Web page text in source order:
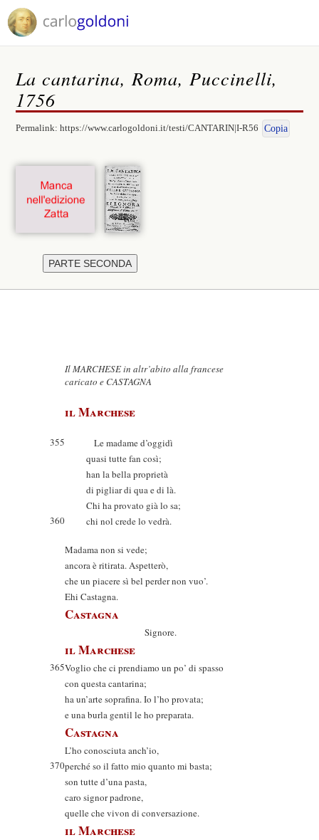
La cantarina, Roma, Puccinelli,
1756
Permalink:https://www.carlogoldoni.it/testi/CANTARIN|I-R56 Copia
Il MARCHESE in altr’abito alla francese
caricato e CASTAGNA
il Marchese
355
Le madame d’oggidì
quasi tutte fan così;
han la bella proprietà
di pigliar di qua e di là.
Chi ha provato già lo sa;
360
chi nol crede lo vedrà.
Madama non si vede;
ancora è ritirata. Aspetterò,
che un piacere sì bel perder non vuo’.
Ehi Castagna.
Castagna
Signore.
il Marchese
365Voglio che ci prendiamo un po’ di spasso
con questa cantarina;
ha un’arte soprafina. Io l’ho provata;
e una burla gentil le ho preparata.
Castagna
L’ho conosciuta anch’io,
370perché so il fatto mio quanto mi basta;
son tutte d’una pasta,
caro signor padrone,
quelle che vivon di conversazione.
il Marchese